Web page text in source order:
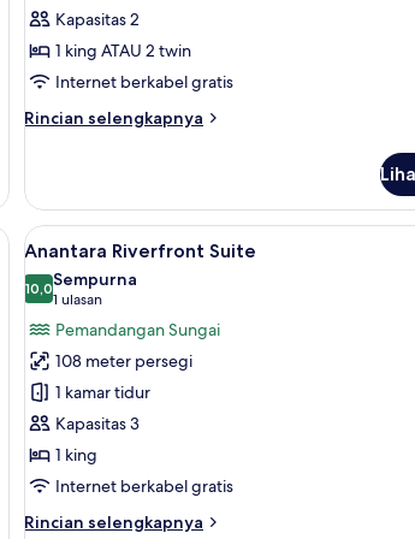
RoomKapasitas 2
1 king ATAU 2 twin
Internet berkabel gratis
Rincian selengkapnya
Rincian
Deluxe
River
View
Room
selimut bulu angsa, brankas, dan meja kerja
Lihat
semua
foto
untuk
Anantara
Riverfront
Suite
Anantara Riverfront
9
Anantara Riverfront Suite
10,010,0 dari 10
Sempurna
1 ulasan
(1
ulasan)
Pemandangan Sungai
108 meter persegi
1 kamar tidur
Kapasitas 3
1 king
Internet berkabel gratis
Rincian selengkapnya
Rincian